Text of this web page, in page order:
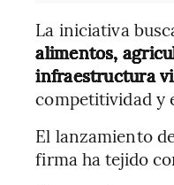
La iniciativa
alimentos,
infraestructura
competitividad y
El lanzamiento
firma ha tejido